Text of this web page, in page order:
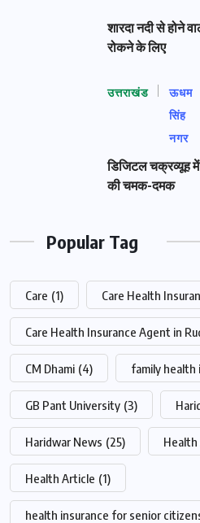
शारदा नदी से होने
रोकने के लिए
उत्तराखंड
ऊधम
सिंह
नगर
डिजिटल चक्रव्यूह में
की चमक-दमक
Popular Tag
Care (1) Care Health
Care Health Insurance Agent in
CM Dhami (4) family health
GB Pant University (3)
Haridwar News (25)
Health Article (1)
health insurance for senior